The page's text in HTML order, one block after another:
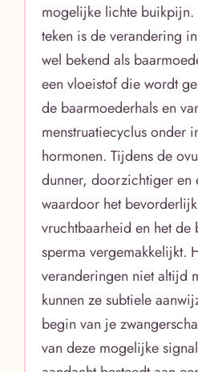
mogelijke lichte buikpijn.
teken is de verandering
wel bekend als
een vloeistof die wordt
de baarmoederhals en
menstruatiecyclus onder
hormonen. Tijdens de
dunner, doorzichtiger en
waardoor het
vruchtbaarheid en het de
sperma vergemakkelijkt.
veranderingen niet altijd
kunnen ze subtiele
begin van je
van deze mogelijke